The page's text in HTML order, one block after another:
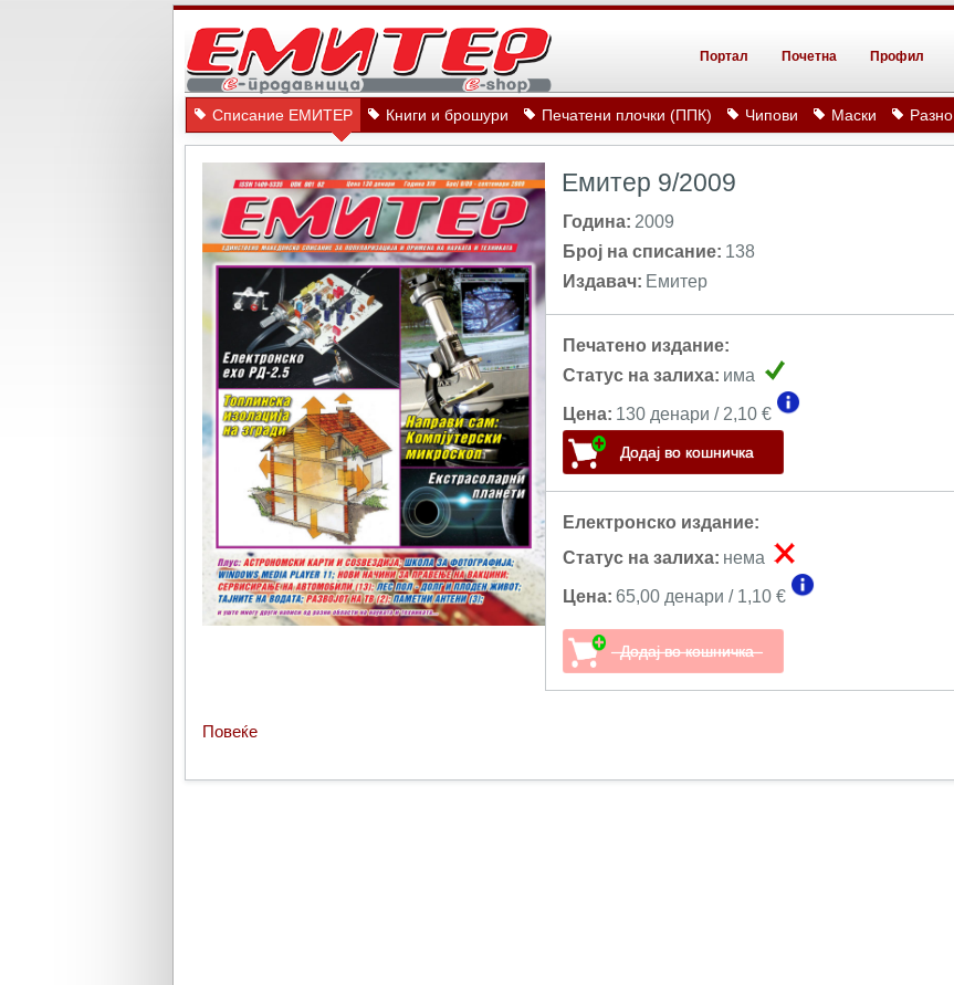
Портал Почетна Профил
Списание ЕМИТЕР Книги и брошури Печатени плочки (ППК) Чипови Маски Разно
Емитер 9/2009
Година: 2009
Број на списание: 138
Издавач: Емитер
Печатено издание:
Статус на залиха: има
Цена: 130 денари / 2,10 €
Електронско издание:
Статус на залиха: нема
Цена: 65,00 денари / 1,10 €
Повеќе